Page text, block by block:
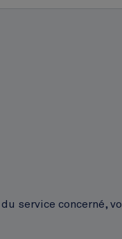
service concerné,